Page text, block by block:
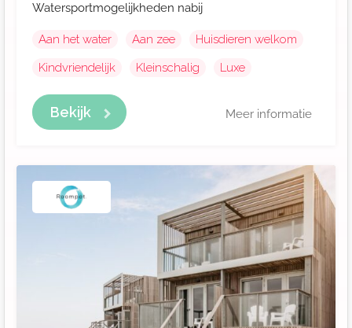
Watersportmogelijkheden nabij
Aan het water Aan zee
Huisdieren welkom
Kindvriendelijk
Kleinschalig Luxe
Bekijk Meer informatie